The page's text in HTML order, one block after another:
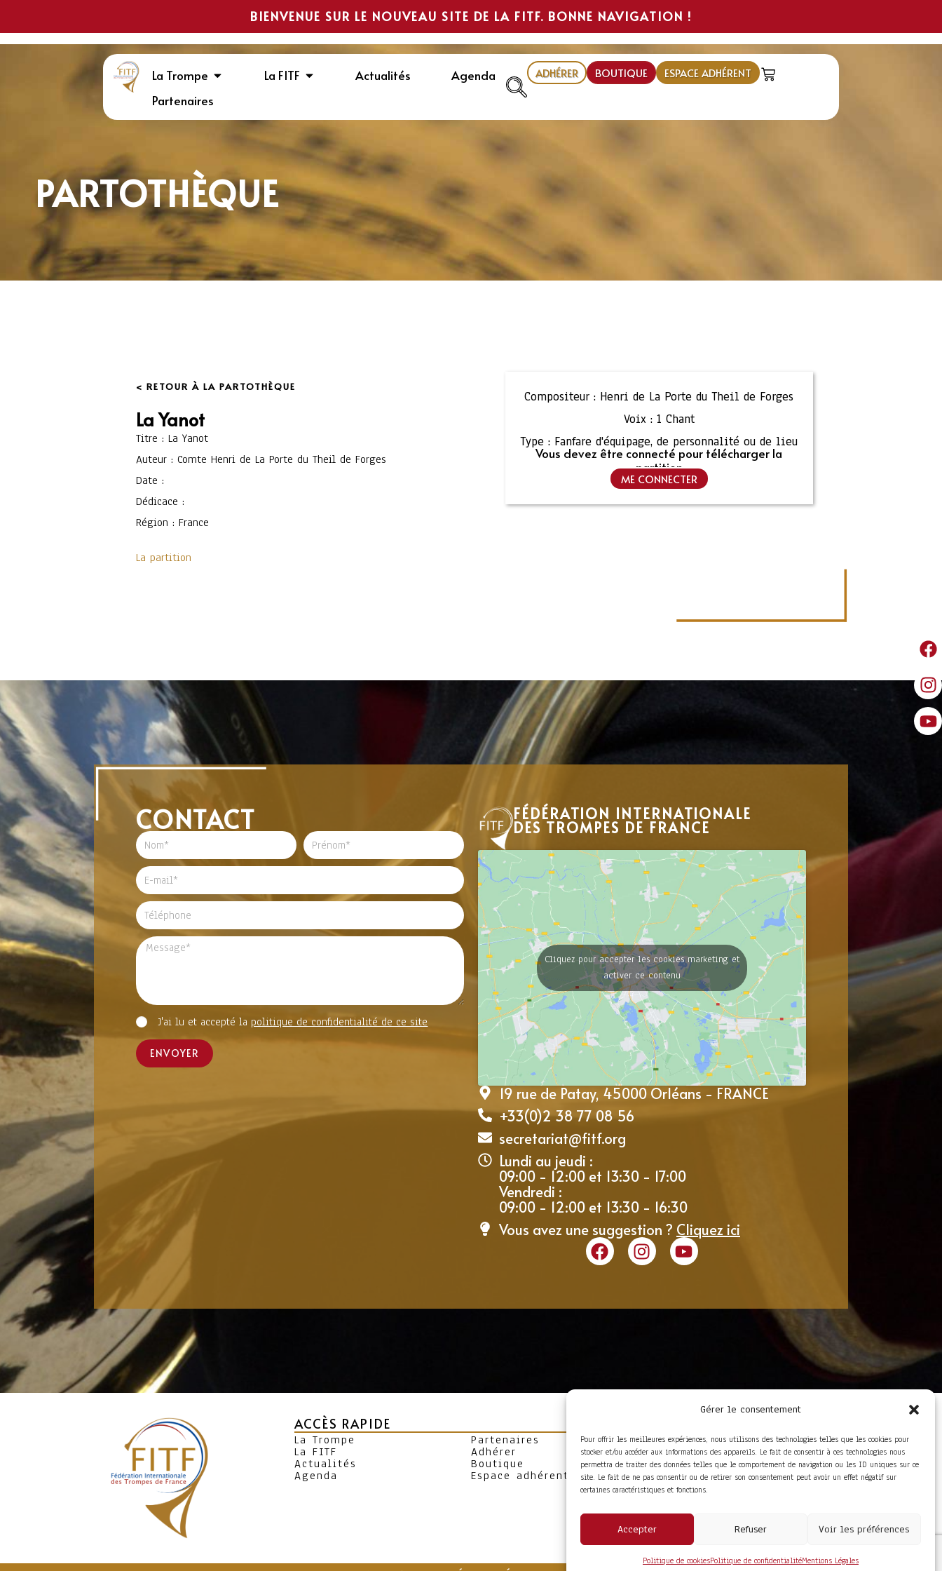
Gérer le consentement
Pour offrir les meilleures expériences, nous utilisons des technologies telles que les cookies pour
stocker et/ou accéder aux informations des appareils. Le fait de consentir à ces technologies nous
permettra de traiter des données telles que le comportement de navigation ou les ID uniques sur ce
site. Le fait de ne pas consentir ou de retirer son consentement peut avoir un effet négatif sur
certaines caractéristiques et fonctions.
Accepter Refuser Voir les préférences
Politique de cookiesPolitique de confidentialitéMentions Légales
BIENVENUE SUR LE NOUVEAU SITE DE LA FITF. BONNE NAVIGATION !
La Trompe La FITF Actualités
Agenda
Partenaires
ADHÉRER BOUTIQUE ESPACE ADHÉRENT
PARTOTHÈQUE
< RETOUR À LA PARTOTHÈQUE
La Yanot
Titre : La Yanot
Auteur : Comte Henri de La Porte du Theil de Forges
Date :
Dédicace :
Région : France
La partition
Compositeur : Henri de La Porte du Theil de Forges
Voix : 1 Chant
Type : Fanfare d'équipage, de personnalité ou de lieu
Vous devez être connecté pour télécharger la
partition
ME CONNECTER
CONTACT
J'ai lu et accepté la politique de confidentialité de ce site
ENVOYER
FÉDÉRATION INTERNATIONALE
DES TROMPES DE FRANCE
Cliquez pour accepter les cookies marketing et
activer ce contenu
19 rue de Patay, 45000 Orléans - FRANCE
+33(0)2 38 77 08 56
secretariat@fitf.org
Lundi au jeudi :
09:00 - 12:00 et 13:30 - 17:00
Vendredi :
09:00 - 12:00 et 13:30 - 16:30
Vous avez une suggestion ? Cliquez ici
ACCÈS RAPIDE
La Trompe
La FITF
Actualités
Agenda
Partenaires
Adhérer
Boutique
Espace adhérent
Foire aux questions
Conditions Générales de
Vente
Mentions Légales
Politique de